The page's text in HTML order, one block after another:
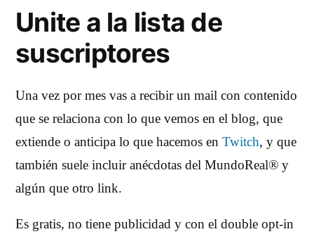
Unite a la lista de
suscriptores
Una vez por mes vas a recibir un mail con contenido
que se relaciona con lo que vemos en el blog, que
extiende o anticipa lo que hacemos en Twitch, y que
también suele incluir anécdotas del MundoReal® y
algún que otro link.
Es gratis, no tiene publicidad y con el double opt-in